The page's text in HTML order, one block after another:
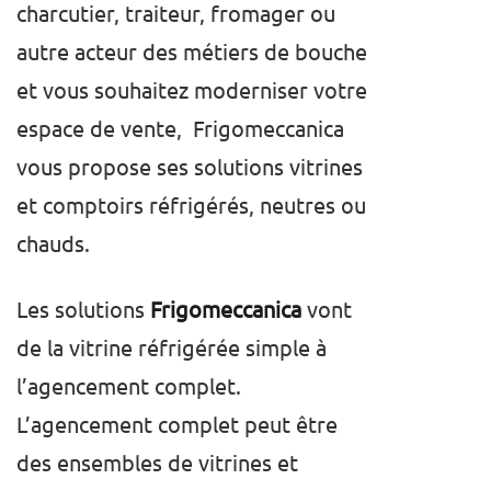
charcutier, traiteur, fromager ou
autre acteur des métiers de bouche
et vous souhaitez moderniser votre
espace de vente, Frigomeccanica
vous propose ses solutions vitrines
et comptoirs réfrigérés, neutres ou
chauds.
Les solutions Frigomeccanica vont
de la vitrine réfrigérée simple à
l’agencement complet.
L’agencement complet peut être
des ensembles de vitrines et